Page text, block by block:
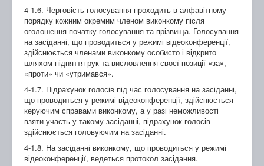
4-1.6. Черговість голосування проходить в алфавітному
порядку кожним окремим членом виконкому після
оголошення початку голосування та прізвища. Голосування
на засіданні, що проводиться у режимі відеоконференції,
здійснюється членами виконкому особисто і відкрито
шляхом підняття рук та висловлення своєї позиції «за»,
«проти» чи «утримався».
4-1.7. Підрахунок голосів під час голосування на засіданні,
що проводиться у режимі відеоконференції, здійснюється
керуючим справами виконкому, а у разі неможливості
взяти участь у такому засіданні, підрахунок голосів
здійснюється головуючим на засіданні.
4-1.8. На засіданні виконкому, що проводиться у режимі
відеоконференції, ведеться протокол засідання.